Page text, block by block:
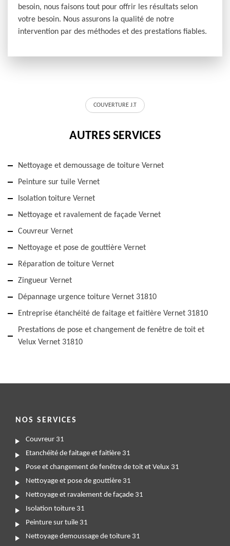
besoin, nous faisons tout pour offrir les résultats selon
votre besoin. Nous assurons la qualité de notre
intervention par des méthodes et des prestations fiables.
COUVERTURE J.T
AUTRES SERVICES
Nettoyage et demoussage de toiture Vernet
Peinture sur tuile Vernet
Isolation toiture Vernet
Nettoyage et ravalement de façade Vernet
Couvreur Vernet
Nettoyage et pose de gouttière Vernet
Réparation de toiture Vernet
Zingueur Vernet
Dépannage urgence toiture Vernet 31810
Entreprise étanchéité de faitage et faitière Vernet 31810
Prestations de pose et changement de fenêtre de toit et
Velux Vernet 31810
NOS SERVICES
Couvreur 31
Etanchéité de faitage et faitière 31
Pose et changement de fenêtre de toit et Velux 31
Nettoyage et pose de gouttière 31
Nettoyage et ravalement de façade 31
Isolation toiture 31
Peinture sur tuile 31
Nettoyage demoussage de toiture 31